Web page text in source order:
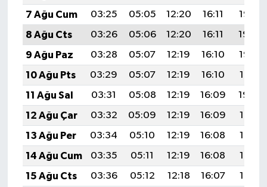
7 Ağu Cum
03:25 05:05 12:20 16:11
19:25
8 Ağu Cts
03:26 05:06 12:20 16:11
19:24
9 Ağu Paz
03:28 05:07 12:19 16:10
19:22
10 Ağu Pts
03:29 05:07 12:19 16:10
19:21
11 Ağu Sal
03:31 05:08 12:19 16:09
19:20
12 Ağu Çar
03:32 05:09 12:19 16:09
19:19
13 Ağu Per
03:34 05:10 12:19 16:08
19:17
14 Ağu Cum
03:35 05:11 12:19 16:08
19:16
15 Ağu Cts
03:36 05:12 12:18 16:07
19:15